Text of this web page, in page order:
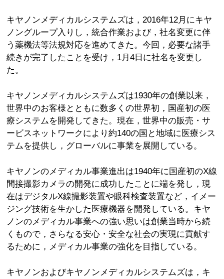
キヤノンメディカルシステムズは，2016年12月にキヤ
ノングループ入りし，統合作業および，社名変更に伴
う薬機法等法規対応を進めてきた。今回，必要な諸手
続きが完了したことを受け，1月4日に社名を変更し
た。
キヤノンメディカルシステムズは1930年の創業以来，
世界中のお客様とともに数多くの世界初，国産初の医
療システムを開発してきた。現在，世界中の販売・サ
ービスネットワークにより約140の国と地域に医療シス
テムを提供し，グローバルに事業を展開している。
キヤノンのメディカル事業進出は1940年に国産初のX線
間接撮影カメラの開発に成功したことに端を発し，現
在はデジタルX線撮影装置や眼科検査装置など，イメー
ジング技術を生かした医療機器を開発している。キヤ
ノンのメディカル事業への強い思いは創業当時から続
くもので，さらなる安心・安全な社会の実現に貢献す
るために，メディカル事業の強化を目指している。
キヤノンおよびキヤノンメディカルシステムズは，キ